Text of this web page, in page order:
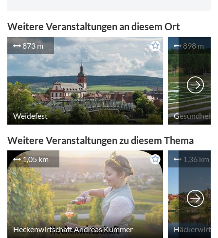
Weitere Veranstaltungen an diesem Ort
873 m
Weidefest
898 m
Weitere Veranstaltungen zu diesem Thema
1,05 km
Heckenwirtschaft Andreas Kummer
1,36 km